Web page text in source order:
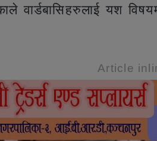
वार्डबासिहरुलाई यश
Article